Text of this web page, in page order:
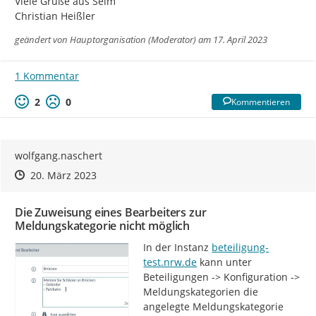
Christian Heißler
geändert von Hauptorganisation (Moderator)am 17. April 2023
1 Kommentar
2
0 Kommentieren
wolfgang.naschert
Zeitpunkt des Erstellens
Zeitpunkt des Erstellens
20. März 2023Zur Äußerung
Die Zuweisung eines Bearbeiters zur
Meldungskategorie nicht möglich
In der Instanz http://
beteiligung-
test.nrw.de kann unter
Beteiligungen -> Konfiguration ->
Meldungskategorien die
angelegte Meldungskategorie